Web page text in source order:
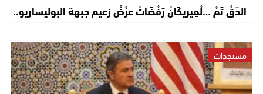
الدَّقْ تَمْ …لْمِيرِيكَانْ رَفْضَاتْ عرْضْ زعيم جبهة البوليساريو..
مستجدات